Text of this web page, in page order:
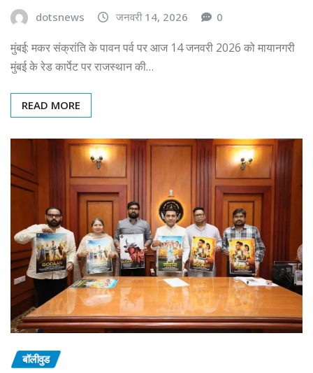
dotsnews जनवरी 14, 2026 0
मुंबई: मकर संक्रांति के पावन पर्व पर आज 14 जनवरी 2026 को मायानगरी
मुंबई के रेड कार्पेट पर राजस्थान की…
READ MORE
बॉलीवुड